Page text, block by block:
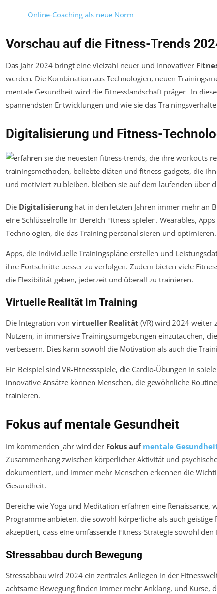
Online-Coaching als neue Norm
Vorschau auf die Fitness-Trends
Das Jahr 2024 bringt eine Vielzahl neuer und innovativer
werden. Die Kombination aus Technologien, neuen
mentale Gesundheit wird die Fitnesslandschaft prägen. In
spannendsten Entwicklungen und wie sie das
Digitalisierung und Fitness-
Die Digitalisierunghat in den letzten Jahren immer mehr an
eine Schlüsselrolle im Bereich Fitness spielen. Wearables,
Technologien, die das Training personalisieren und optimieren.
Apps, die individuelle Trainingspläne erstellen und
ihre Fortschritte besser zu verfolgen. Zudem bieten viele
die Flexibilität geben, jederzeit und überall zu trainieren.
Virtuelle Realität im Training
Die Integration von virtueller Realität (VR) wird 2024 weiter
Nutzern, in immersive Trainingsumgebungen einzutauchen,
verbessern. Dies kann sowohl die Motivation als auch die
Ein Beispiel sind VR-Fitnessspiele, die Cardio-Übungen in
innovative Ansätze können Menschen, die gewöhnliche
trainieren.
Fokus auf mentale Gesundheit
Im kommenden Jahr wird der Fokus auf mentale
Zusammenhang zwischen körperlicher Aktivität und
dokumentiert, und immer mehr Menschen erkennen die
Gesundheit.
Bereiche wie Yoga und Meditation erfahren eine Renaissance,
Programme anbieten, die sowohl körperliche als auch
akzeptiert, dass eine umfassende Fitness-Strategie sowohl
Stressabbau durch Bewegung
Stressabbau wird 2024 ein zentrales Anliegen in der
achtsame Bewegung finden immer mehr Anklang, und Kurse,